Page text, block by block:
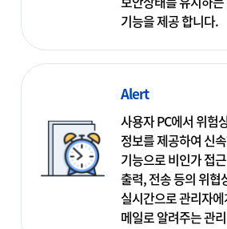
기능을 제공 합니다.
Alert
사용자 PC에서 위험
정보를 제공하여 신
기능으로 비인가 접
출력, 전송 등의 위협
실시간으로 관리자
메일로 알려주는 관